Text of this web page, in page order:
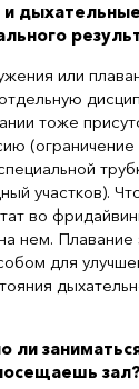
и
или
тоже
(ограничение
участков).
во
нем. Плавание
для
зал?